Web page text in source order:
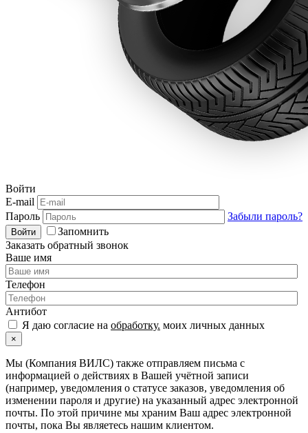
Войти
E-mail
Пароль
Забыли пароль?
Войти
Запомнить
Заказать обратный звонок
Ваше имя
Телефон
Антибот
Я даю согласие на обработку. моих личных данных
×
Мы (Компания ВИЛС) также отправляем письма с
информацией о действиях в Вашей учётной записи
(например, уведомления о статусе заказов, уведомления об
изменении пароля и другие) на указанный адрес электронной
почты. По этой причине мы храним Ваш адрес электронной
почты, пока Вы являетесь нашим клиентом.